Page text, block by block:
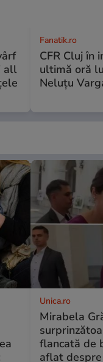
all
Fanatik.ro
CFR Cluj în
ultimă oră
Neluțu
Unica.ro
Mirabela
flancată de
aflat